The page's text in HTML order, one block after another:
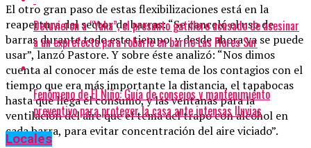
El otro gran paso de estas flexibilizaciones está en la
reapertura del sector de barras: “Se canceló el uso de
barras durante todo este tiempo, y desde ahora ya se puede
usar”, lanzó Pastore. Y sobre éste analizó: “Nos dimos
cuenta al conocer más de este tema de los contagios con el
tiempo que era más importante la distancia, el tapabocas
hasta que llega el consumo, y las ventanas para la
ventilación del aire que el tema del trapo con alcohol en
cada barra, para evitar concentración del aire viciado”.
Detuvieron a “Yaka”, el presunto gatillero acusado de asesinar
a un exprefecto para robarle en barrio Las Flores Sur
Fenómeno de El Niño: Guía de consejos y mantenimiento
preventivo para proteger la casa ante intensas lluvias
Locales